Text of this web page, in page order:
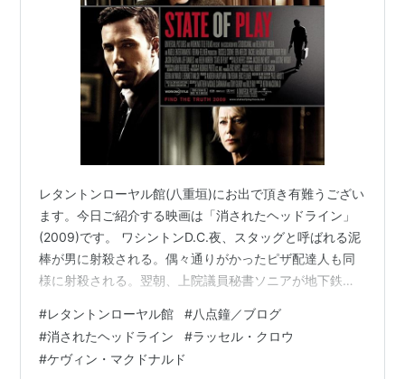
レタントンローヤル館(八重垣)にお出で頂き有難うござい
ます。今日ご紹介する映画は「消されたヘッドライン」
(2009)です。 ワシントンD.C.夜、スタッグと呼ばれる泥
棒が男に射殺される。偶々通りがかったピザ配達人も同
様に射殺される。翌朝、上院議員秘書ソニアが地下鉄で
ル(ラッセル・クロウ)は何かが起こっている様な予感を感
じる。後輩の女性記者デラ(レイチェル・マクアダムス)と
共に真相を究明するのだが… 監督は新鋭ケヴィン・マク
#レタントンローヤル館 #八点鐘／ブログ
#消されたヘッドライン #ラッセル・クロウ
#ケヴィン・マクドナルド